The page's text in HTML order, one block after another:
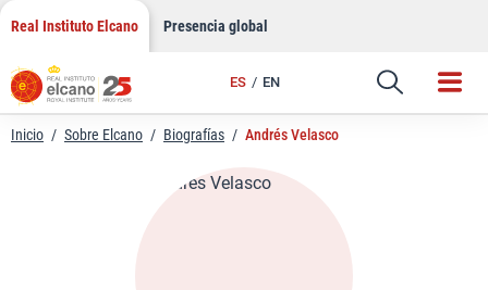
Saltar
contenido
Real Instituto Elcano Presencia global
ES EN
Enlace
Inicio / Sobre Elcano / Biografías / Andrés Velasco